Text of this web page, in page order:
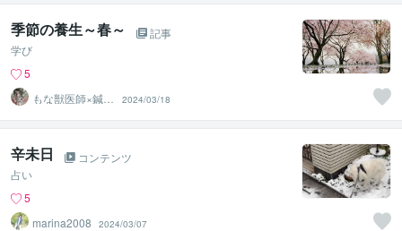
季節の養生～春～
記事
学び
5
もな獣医師×鍼灸
師
2024/03/18
辛未日
コンテンツ
占い
5
marina2008
2024/03/07